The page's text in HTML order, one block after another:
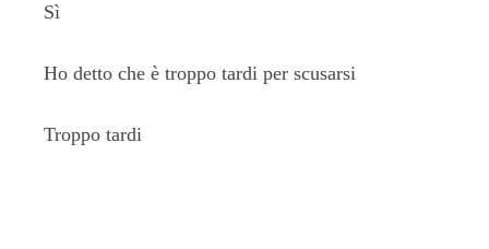
Sì
Ho detto che è troppo tardi per scusarsi
Troppo tardi